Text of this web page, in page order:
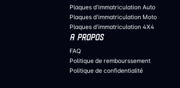
Plaques d'immatriculation Auto
Plaques d'immatriculation Moto
Plaques d'immatriculation 4X4
A PROPOS
FAQ
Politique de rembourssement
Politique de confidentialité